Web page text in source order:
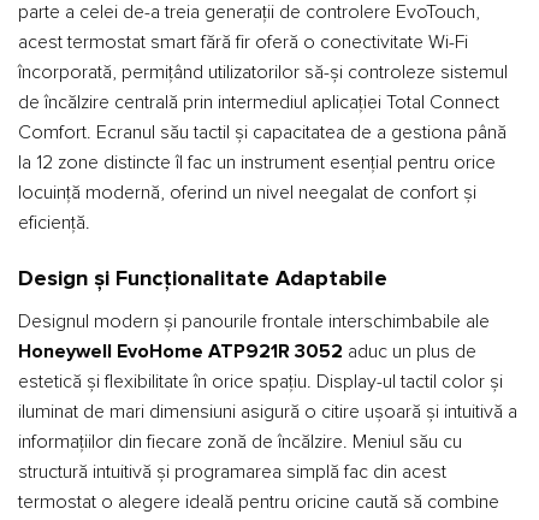
parte a celei de-a treia generații de controlere EvoTouch,
acest termostat smart fără fir oferă o conectivitate Wi-Fi
încorporată, permițând utilizatorilor să-și controleze sistemul
de încălzire centrală prin intermediul aplicației Total Connect
Comfort. Ecranul său tactil și capacitatea de a gestiona până
la 12 zone distincte îl fac un instrument esențial pentru orice
locuință modernă, oferind un nivel neegalat de confort și
eficiență.
Design și Funcționalitate Adaptabile
Designul modern și panourile frontale interschimbabile ale
Honeywell EvoHome ATP921R 3052 aduc un plus de
estetică și flexibilitate în orice spațiu. Display-ul tactil color și
iluminat de mari dimensiuni asigură o citire ușoară și intuitivă a
informațiilor din fiecare zonă de încălzire. Meniul său cu
structură intuitivă și programarea simplă fac din acest
termostat o alegere ideală pentru oricine caută să combine